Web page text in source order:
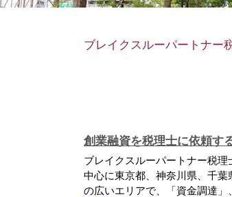
ブレイクスルーパートナー
創業融資を税理士に依頼す
ブレイクスルーパートナー税
中心に東京都、神奈川県、千葉
の広いエリアで、「資金調達」